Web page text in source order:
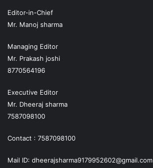
Editor-in-Chief
Mr. Manoj sharma
Managing Editor
Mr. Prakash joshi
8770564196
Executive Editor
Mr. Dheeraj sharma
7587098100
Contact : 7587098100
Mail ID: dheerajsharma9179952602@gmail.com